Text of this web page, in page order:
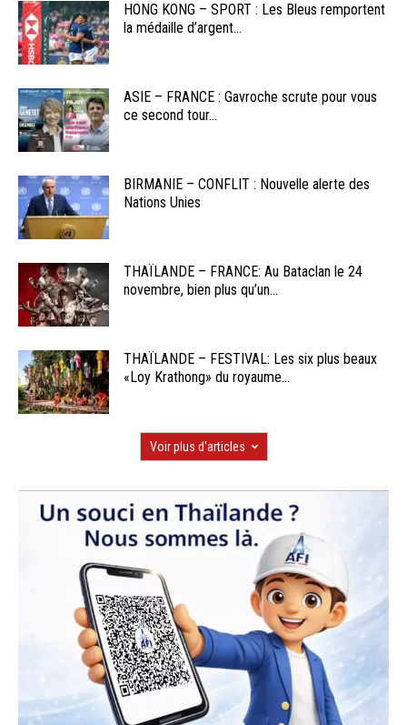
HONG KONG – SPORT : Les Bleus remportent
la médaille d’argent...
ASIE – FRANCE : Gavroche scrute pour vous
ce second tour...
BIRMANIE – CONFLIT : Nouvelle alerte des
Nations Unies
THAÏLANDE – FRANCE: Au Bataclan le 24
novembre, bien plus qu’un...
THAÏLANDE – FESTIVAL: Les six plus beaux
«Loy Krathong» du royaume...
Voir plus d'articles